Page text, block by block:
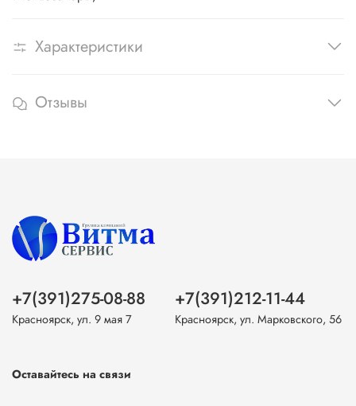
Характеристики
Отзывы
+7(391)275-08-88
Красноярск, ул. 9 мая 7
+7(391)212-11-44
Красноярск, ул. Марковского, 56
Оставайтесь на связи